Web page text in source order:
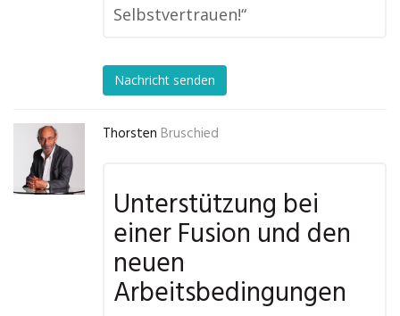
Selbstvertrauen!“
Nachricht senden
Thorsten Bruschied
Unterstützung bei
einer Fusion und den
neuen
Arbeitsbedingungen